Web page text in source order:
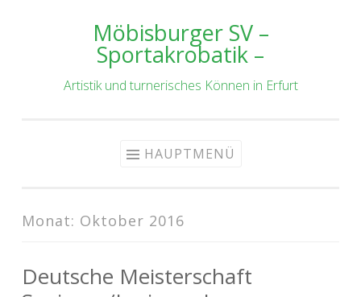
Möbisburger SV –
Sportakrobatik –
Artistik und turnerisches Können in Erfurt
HAUPTMENÜ
Monat: Oktober 2016
Deutsche Meisterschaft